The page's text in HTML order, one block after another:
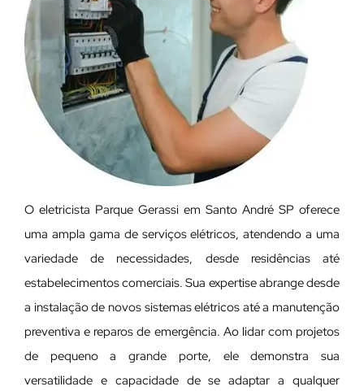
O eletricista Parque Gerassi em Santo André SP oferece
uma ampla gama de serviços elétricos, atendendo a uma
variedade de necessidades, desde residências até
estabelecimentos comerciais. Sua expertise abrange desde
a instalação de novos sistemas elétricos até a manutenção
preventiva e reparos de emergência. Ao lidar com projetos
de pequeno a grande porte, ele demonstra sua
versatilidade e capacidade de se adaptar a qualquer